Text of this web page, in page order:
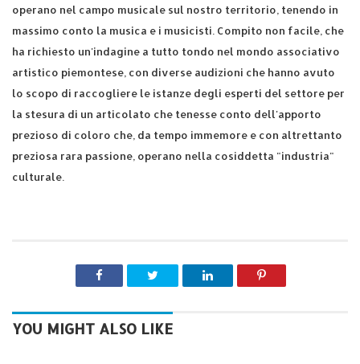
operano nel campo musicale sul nostro territorio, tenendo in
massimo conto la musica e i musicisti. Compito non facile, che
ha richiesto un'indagine a tutto tondo nel mondo associativo
artistico piemontese, con diverse audizioni che hanno avuto
lo scopo di raccogliere le istanze degli esperti del settore per
la stesura di un articolato che tenesse conto dell'apporto
prezioso di coloro che, da tempo immemore e con altrettanto
preziosa rara passione, operano nella cosiddetta "industria"
culturale.
YOU MIGHT ALSO LIKE